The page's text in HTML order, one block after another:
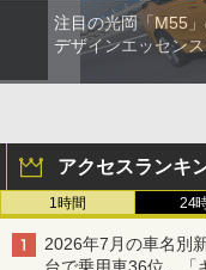
注目の光岡「M55
デザインエッセン
アクセスランキ
1時間 24
2026年7月の車名別